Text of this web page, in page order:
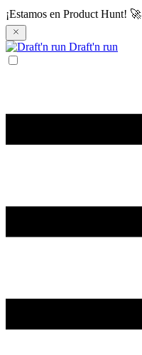
¡Estamos en Product Hunt! 🚀
Draft'n run